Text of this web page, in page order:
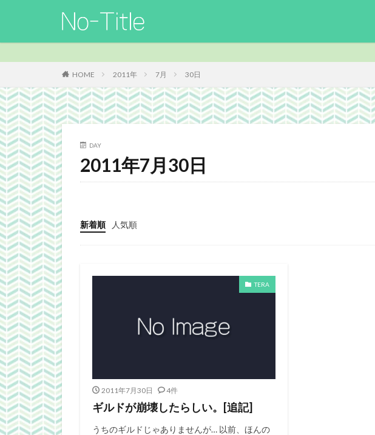
HOME 2011年 7月 30日
DAY
2011年7月30日
新着順 人気順
TERA
2011年7月30日 4件
ギルドが崩壊したらしい。[追記]
うちのギルドじゃありませんが… 以前、ほんの
カテゴリー
タグ
ArcheAge Benchmark download